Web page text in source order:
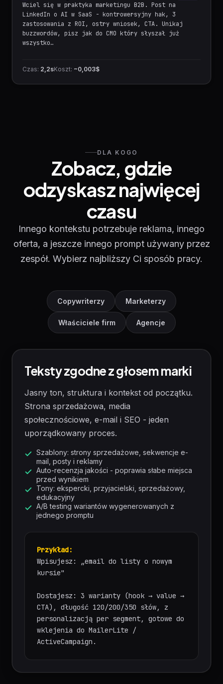
Wciel się w praktyka marketingu B2B. Post na
LinkedIn o AI w SaaS - kontrowersyjny hak, 3
zastosowania z ROI, ostry wniosek, CTA. Unikaj
buzzwordów, pisz jak do CMO który słyszał już
wszystko…
Czas: 2,2sKoszt: ~0,003$
DLA KOGO
Zobacz, gdzie
odzyskasz najwięcej
czasu
Innego kontekstu potrzebuje reklama, innego
oferta, a jeszcze innego prompt używany przez
zespół. Wybierz najbliższy Ci sposób pracy.
Copywriterzy Marketerzy
Właściciele firm Agencje
Teksty zgodne z głosem marki
Jasny ton, struktura i kontekst od początku.
Strona sprzedażowa, media
społecznościowe, e-mail i SEO - jeden
uporządkowany proces.
Szablony: strony sprzedażowe, sekwencje e-
mail, posty i reklamy
Auto-recenzja jakości - poprawia słabe miejsca
przed wynikiem
Tony: ekspercki, przyjacielski, sprzedażowy,
edukacyjny
A/B testing wariantów wygenerowanych z
jednego promptu
Przykład:
Wpisujesz: „email do listy o nowym
kursie"
Dostajesz: 3 warianty (hook → value →
CTA), długość 120/200/350 słów, z
personalizacją per segment, gotowe do
wklejenia do MailerLite /
ActiveCampaign.